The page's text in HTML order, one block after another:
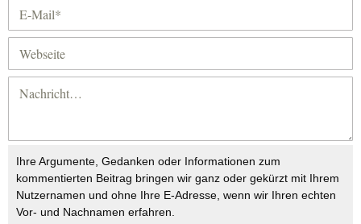
Ihre Argumente, Gedanken oder Informationen zum
kommentierten Beitrag bringen wir ganz oder gekürzt mit Ihrem
Nutzernamen und ohne Ihre E-Adresse, wenn wir Ihren echten
Vor- und Nachnamen erfahren.